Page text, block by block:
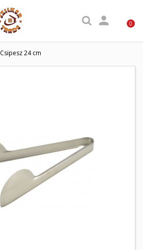
 0
Csipesz 24 cm